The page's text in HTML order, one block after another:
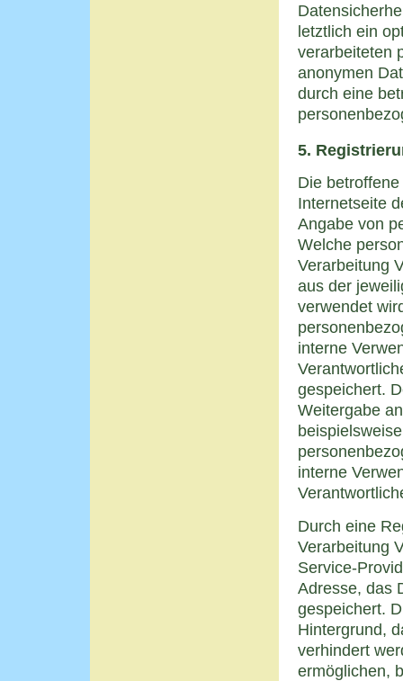
letztlich ein
verarbeiteten
anonymen
durch eine
5.
Die
Internetseite
Angabe von
Welche
Verarbeitung
aus der
verwendet
interne
gespeichert.
Weitergabe
interne
Durch eine
Verarbeitung
Service-
Adresse, das
gespeichert.
Hintergrund,
verhindert
ermöglichen,